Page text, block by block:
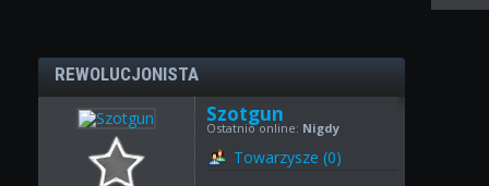
REWOLUCJONISTA
Szotgun
Ostatnio online: Nigdy
Towarzysze (0)